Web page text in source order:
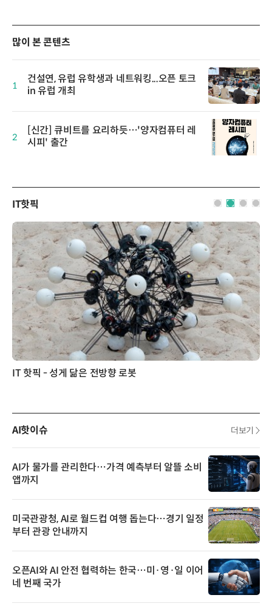
많이 본 콘텐츠
1
건설연, 유럽 유학생과 네트워킹...오픈 토크
in 유럽 개최
2
[신간] 큐비트를 요리하듯…'양자컴퓨터 레
시피' 출간
IT핫픽
IT 핫픽 - 성게 닮은 전방향 로봇
AI핫이슈 더보기
AI가 물가를 관리한다…가격 예측부터 알뜰 소비
앱까지
미국관광청, AI로 월드컵 여행 돕는다…경기 일정
부터 관광 안내까지
오픈AI와 AI 안전 협력하는 한국…미·영·일 이어
네 번째 국가